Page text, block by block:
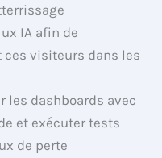
IA afin de
visiteurs dans les
les dashboards avec
et exécuter tests
de perte